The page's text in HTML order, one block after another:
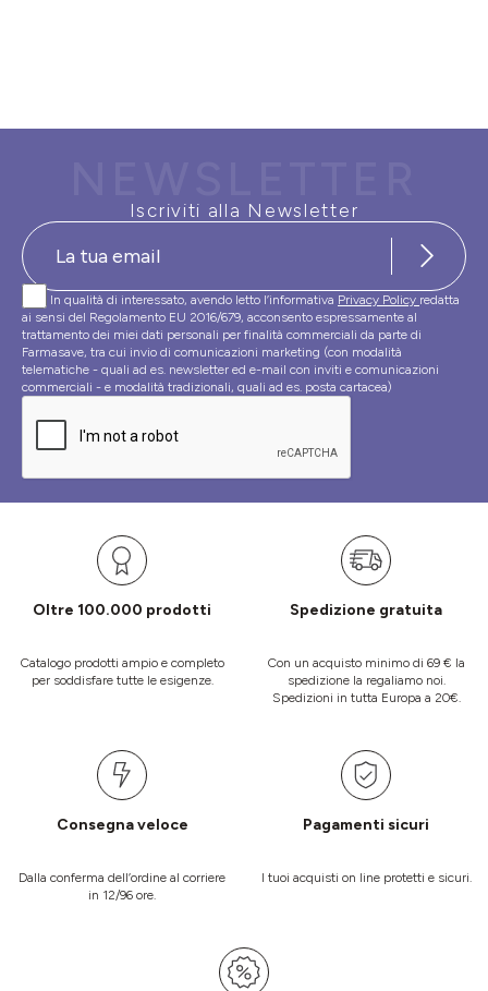
Iscriviti alla Newsletter
In qualità di interessato, avendo letto l’informativa Privacy Policy redatta
ai sensi del Regolamento EU 2016/679, acconsento espressamente al
trattamento dei miei dati personali per finalità commerciali da parte di
Farmasave, tra cui invio di comunicazioni marketing (con modalità
telematiche - quali ad es. newsletter ed e-mail con inviti e comunicazioni
commerciali - e modalità tradizionali, quali ad es. posta cartacea)
Oltre 100.000 prodotti
Catalogo prodotti ampio e completo
per soddisfare tutte le esigenze.
Spedizione gratuita
Con un acquisto minimo di 69 € la
spedizione la regaliamo noi.
Spedizioni in tutta Europa a 20€.
Consegna veloce
Dalla conferma dell’ordine al corriere
in 12/96 ore.
Pagamenti sicuri
I tuoi acquisti on line protetti e sicuri.